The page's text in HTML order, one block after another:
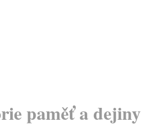
paměť a dejiny